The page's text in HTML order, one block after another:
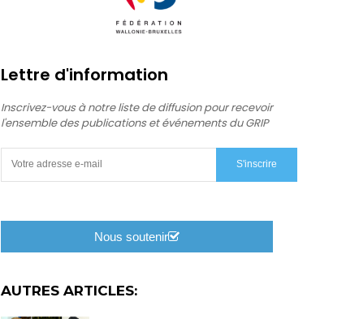
Lettre d'information
Inscrivez-vous à notre liste de diffusion pour recevoir
l'ensemble des publications et événements du GRIP
S'inscrire
Nous soutenir
AUTRES ARTICLES: